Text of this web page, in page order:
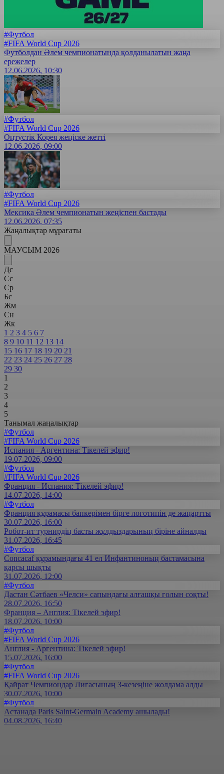
#Футбол
#FIFA World Cup 2026
Футболдан Әлем чемпионатында қолданылатын жаңа
ережелер
12.06.2026, 10:30
#Футбол
#FIFA World Cup 2026
Оңтүстік Корея жеңіске жетті
12.06.2026, 09:00
#Футбол
#FIFA World Cup 2026
Мексика Әлем чемпионатын жеңіспен бастады
12.06.2026, 07:35
Жаңалықтар мұрағаты
МАУСЫМ 2026
Дс
Сс
Ср
Бс
Жм
Сн
Жк
1 2 3 4 5 6 7
8 9 10 11 12 13 14
15 16 17 18 19 20 21
22 23 24 25 26 27 28
29 30
1
2
3
4
5
Танымал жаңалықтар
#Футбол
#FIFA World Cup 2026
Испания - Аргентина: Тікелей эфир!
19.07.2026, 09:00
#Футбол
#FIFA World Cup 2026
Франция - Испания: Тікелей эфир!
14.07.2026, 14:00
#Футбол
Франция құрамасы бапкерімен бірге логотипін де жаңартты
30.07.2026, 16:00
Робот-ит турнирдің басты жұлдыздарының біріне айналды
31.07.2026, 16:45
#Футбол
Concacaf құрамындағы 41 ел Инфантиноның бастамасына
қарсы шықты
31.07.2026, 12:00
#Футбол
Дастан Сәтбаев «Челси» сапындағы алғашқы голын соқты!
28.07.2026, 16:50
Франция – Англия: Тікелей эфир!
18.07.2026, 10:00
#Футбол
#FIFA World Cup 2026
Англия - Аргентина: Тікелей эфир!
15.07.2026, 16:00
#Футбол
#FIFA World Cup 2026
Қайрат Чемпиондар Лигасының 3-кезеңіне жолдама алды
30.07.2026, 10:00
#Футбол
Астанада Paris Saint-Germain Academy ашылады!
04.08.2026, 16:40